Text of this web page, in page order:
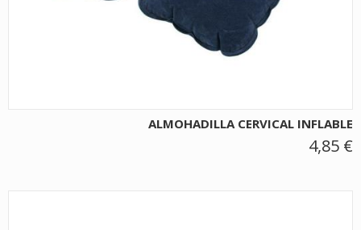
ALMOHADILLA CERVICAL INFLABLE
4,85 €